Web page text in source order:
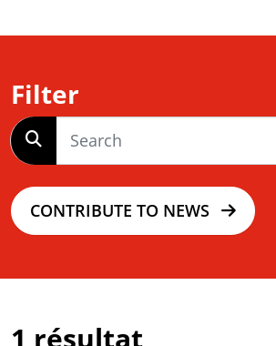
Filter
CONTRIBUTE TO NEWS
1 résultat